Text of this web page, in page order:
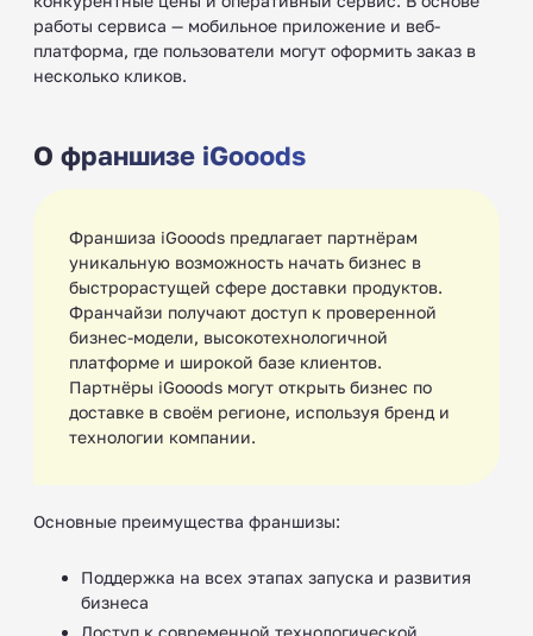
работы сервиса — мобильное приложение и веб-
платформа, где пользователи могут оформить заказ в
несколько кликов.
О франшизе iGooods
Франшиза iGooods предлагает партнёрам
уникальную возможность начать бизнес в
быстрорастущей сфере доставки продуктов.
Франчайзи получают доступ к проверенной
бизнес-модели, высокотехнологичной
платформе и широкой базе клиентов.
Партнёры iGooods могут открыть бизнес по
доставке в своём регионе, используя бренд и
технологии компании.
Основные преимущества франшизы:
Поддержка на всех этапах запуска и развития
бизнеса
Доступ к современной технологической